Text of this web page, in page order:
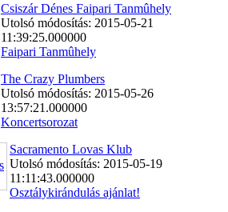
Csiszár Dénes Faipari Tanmûhely
Utolsó módosítás: 2015-05-21
11:39:25.000000
Faipari Tanmûhely
The Crazy Plumbers
Utolsó módosítás: 2015-05-26
13:57:21.000000
Koncertsorozat
Sacramento Lovas Klub
Utolsó módosítás: 2015-05-19
11:11:43.000000
Osztálykirándulás ajánlat!